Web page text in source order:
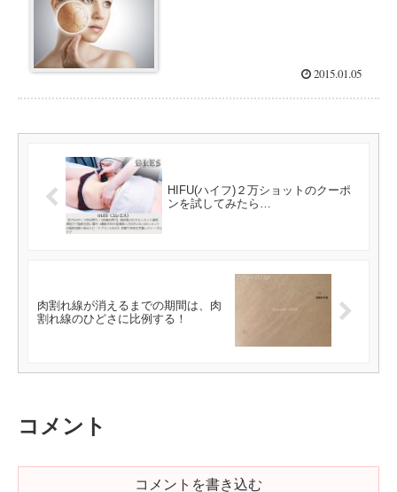
2015.01.05
HIFU(ハイフ)２万ショットのクーポ
ンを試してみたら…
肉割れ線が消えるまでの期間は、肉
割れ線のひどさに比例する！
コメント
コメントを書き込む